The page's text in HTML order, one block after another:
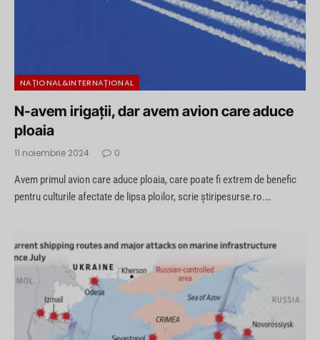
NAȚIONAL&INTERNAȚIONAL
N-avem irigații, dar avem avion care aduce
ploaia
11 noiembrie 2024 0
Avem primul avion care aduce ploaia, care poate fi extrem de benefic
pentru culturile afectate de lipsa ploilor, scrie știripesurse.ro.…